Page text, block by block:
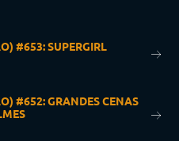
#653: SUPERGIRL
#652: GRANDES CENAS